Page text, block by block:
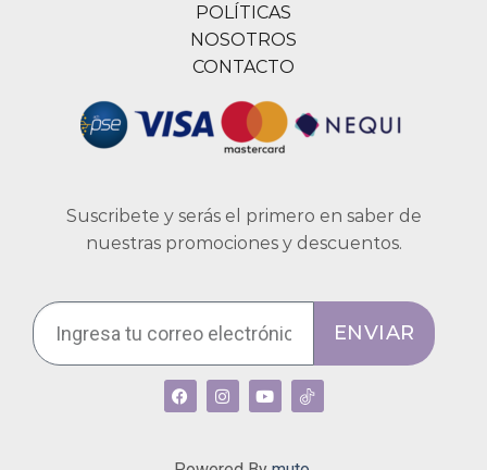
POLÍTICAS
NOSOTROS
CONTACTO
Suscribete y serás el primero en saber de
nuestras promociones y descuentos.
ENVIAR